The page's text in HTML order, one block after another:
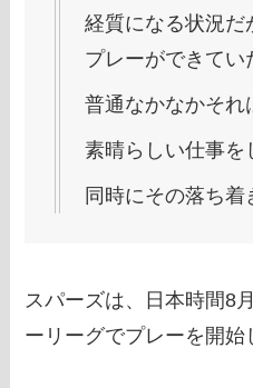
経質になる状況だ
プレーができてい
普通なかなかそれ
素晴らしい仕事を
同時にその落ち着
スパーズは、日本時間8
ーリーグでプレーを開始